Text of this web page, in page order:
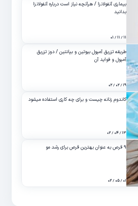
بیماری آنفولانزا / هرآنچه نیاز است درباره آنفولانزا
بدانید
۱۱ / ۱۱ / ۰۱
طریقه تزریق آمپول بیوتین و بپانتین / دوز تزریق
آمپول و فواید آن
۱۹ / ۰۲ / ۰۲
کاندوم زنانه چیست و برای چه کاری استفاده میشود
۱۳ / ۰۴ / ۰۲
۹ قرص به عنوان بهترین قرص برای رشد مو
۰۱ / ۰۵ / ۰۲